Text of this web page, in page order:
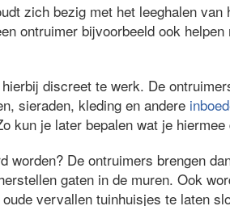
zich bezig met het leeghalen
ontruimer bijvoorbeeld ook
discreet te werk. De
sieraden, kleding en andere
kun je later bepalen wat je hiermee
worden? De ontruimers brengen
gaten in de muren. Ook
vervallen tuinhuisjes te laten